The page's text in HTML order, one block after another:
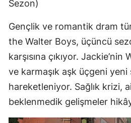
Sezon)
Gençlik ve romantik dram
the Walter Boys, üçüncü
karşısına çıkıyor.
ve karmaşık aşk üçgeni
hareketleniyor. Sağlık krizi,
beklenmedik gelişmeler